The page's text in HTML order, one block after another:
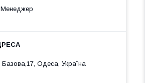
Менеджер
Базова,17, Одеса, Україна